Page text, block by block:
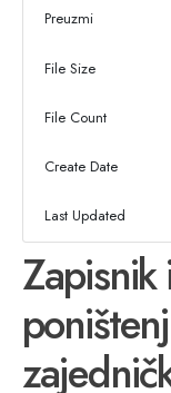
Preuzmi
File Size
File Count
Create Date
Last Updated